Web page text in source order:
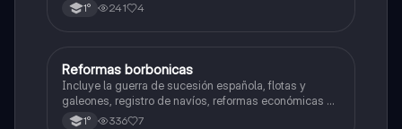
1° 241 4
Historia
Reformas borbonicas
Incluye la guerra de sucesión española, flotas y
galeones, registro de navíos, reformas económicas y
virreinatos
1° 336 7